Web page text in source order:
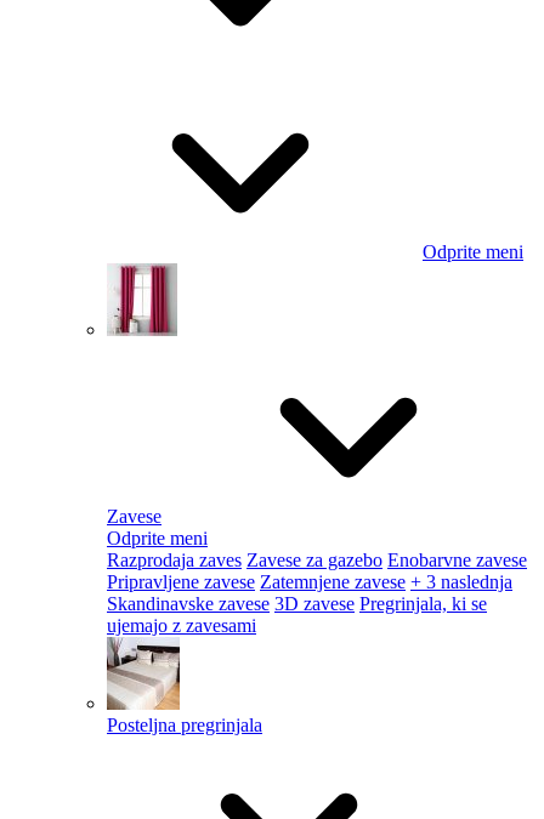
Odprite meni
Zavese
Odprite meni
Razprodaja zaves Zavese za gazebo Enobarvne zavese
Pripravljene zavese Zatemnjene zavese + 3 naslednja
Skandinavske zavese 3D zavese Pregrinjala, ki se
ujemajo z zavesami
Posteljna pregrinjala